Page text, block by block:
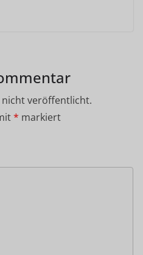
nicht veröffentlicht.
* markiert